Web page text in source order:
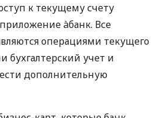
к текущему счету
àбанк. Все
операциями текущего
учет и
дополнительную